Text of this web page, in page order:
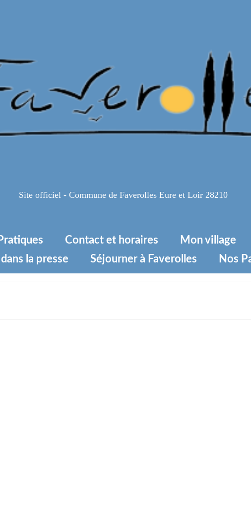
Site officiel - Commune de Faverolles Eure et Loir 28210
Contact et horaires Mon village
la presse
Séjourner à Faverolles Nos